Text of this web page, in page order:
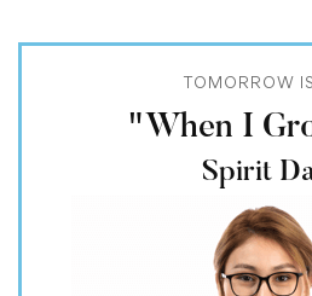
TOMORROW
"When I
Spirit